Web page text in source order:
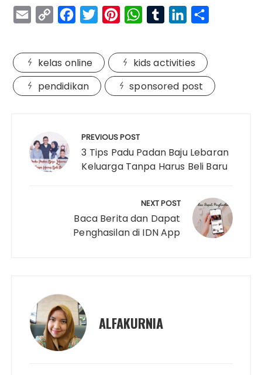
a
i
l
C
p
y
L
c
e
b
t
t
n
t
e
s
t
a
t
s
m
b
l
n
k
e
e
kelas online
kids activities
pendidikan
sponsored post
pos PREVIOUS POST
3 Tips Padu Padan Baju Lebaran
Keluarga Tanpa Harus Beli Baru
NEXT POST
Baca Berita dan Dapat
Penghasilan di IDN App
ALFAKURNIA